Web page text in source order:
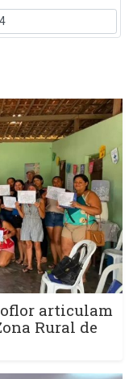
articulam
Rural de